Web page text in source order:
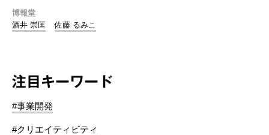
博報堂
酒井 崇匡
佐藤 るみこ
注目キーワード
#事業開発
#クリエイティビティ